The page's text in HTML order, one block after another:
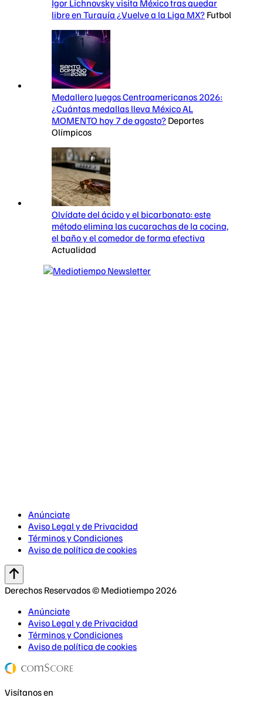
Igor Lichnovsky visita México tras quedar
libre en Turquía ¿Vuelve a la Liga MX? Futbol
Medallero Juegos Centroamericanos 2026:
¿Cuántas medallas lleva México AL
MOMENTO hoy 7 de agosto? Deportes
Olímpicos
Olvídate del ácido y el bicarbonato: este
método elimina las cucarachas de la cocina,
el baño y el comedor de forma efectiva
Actualidad
Anúnciate
Aviso Legal y de Privacidad
Términos y Condiciones
Aviso de política de cookies
Derechos Reservados © Mediotiempo 2026
Anúnciate
Aviso Legal y de Privacidad
Términos y Condiciones
Aviso de política de cookies
Visítanos en